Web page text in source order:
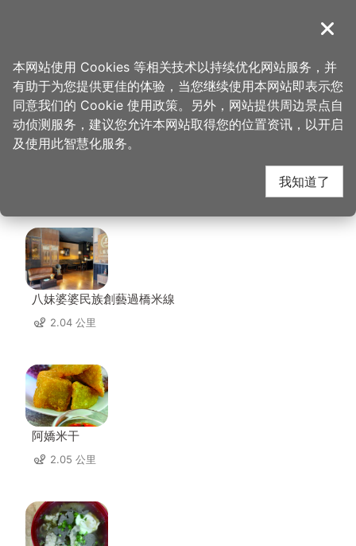
導覽
首页 > 想去的地方 > 美食、购物 > 达令大林 创意冰品
达令大林 创意冰品 周
边店家
八妹婆婆民族創藝過橋米線
2.04 公里
阿嬌米干
2.05 公里
关闭
本网站使用 Cookies 等相关技术以持续优化网站服务，并
有助于为您提供更佳的体验，当您继续使用本网站即表示您
同意我们的 Cookie 使用政策。另外，网站提供周边景点自
动侦测服务，建议您允许本网站取得您的位置资讯，以开启
及使用此智慧化服务。
我知道了